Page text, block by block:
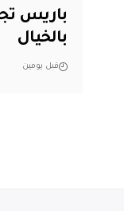
باريس
بالخيال
قبل يومين